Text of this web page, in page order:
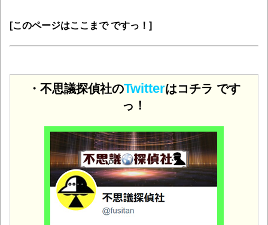
[このページはここまで ですっ！]
・不思議探偵社のTwitterはコチラ です
っ！